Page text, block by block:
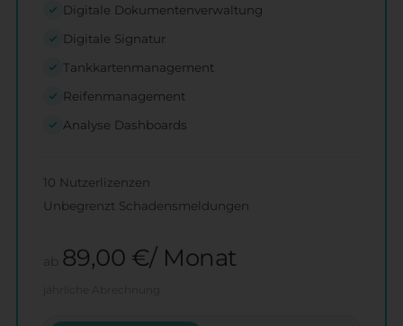
Digitale Dokumentenverwaltung
Digitale Signatur
Tankkartenmanagement
Reifenmanagement
Analyse Dashboards
10 Nutzerlizenzen
Unbegrenzt Schadensmeldungen
ab 89,00 €/ Monat